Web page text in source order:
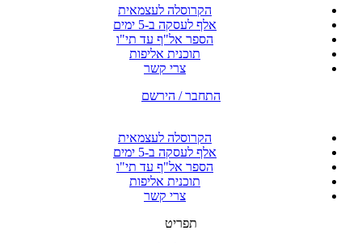
הקרוסלה לעצמאית
אלף לעסקה ב-5 ימים
הספר אל"ף עד תי"ו
תוכנית אליפות
צרי קשר
התחבר / הירשם
הקרוסלה לעצמאית
אלף לעסקה ב-5 ימים
הספר אל"ף עד תי"ו
תוכנית אליפות
צרי קשר
תפריט